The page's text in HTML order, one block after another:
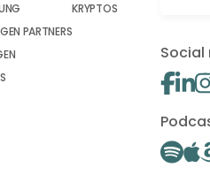
PARTNERS
KRYPTOS
Social